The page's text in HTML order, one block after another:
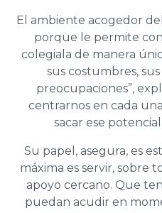
El ambiente acogedor
porque le permite
colegiala de manera
sus costumbres, sus
preocupaciones”,
centrarnos en cada
sacar ese
Su papel, asegura, es
máxima es servir, sobre
apoyo cercano. Que
puedan acudir en